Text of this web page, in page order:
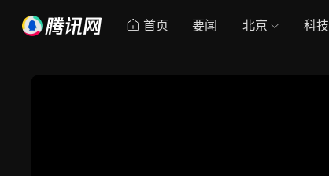
首页 要闻 北京 科技